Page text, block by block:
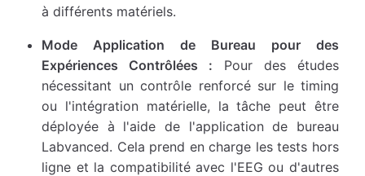
à différents matériels.
Mode Application de Bureau pour des
Expériences Contrôlées : Pour des études
nécessitant un contrôle renforcé sur le timing
ou l'intégration matérielle, la tâche peut être
déployée à l'aide de l'application de bureau
Labvanced. Cela prend en charge les tests hors
ligne et la compatibilité avec l'EEG ou d'autres